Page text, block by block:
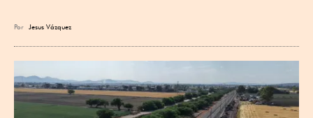
Por Jesus Vázquez